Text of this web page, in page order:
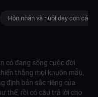
Hôn nhân và nuôi dạy con cái
có đang sống cuộc đời
thắng mọi khuôn mẫu,
định bản sắc riêng của
thế, rồi có câu trả lời cho